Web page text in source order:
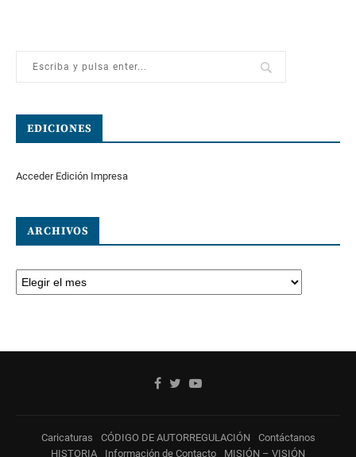
EDICIONES
Acceder Edición Impresa
ARCHIVOS
Caricaturas CÓDIGO DE AUTORREGULACIÓN
Contáctanos
HISTORIA
Información de Contacto MISIÓN – VISIÓN